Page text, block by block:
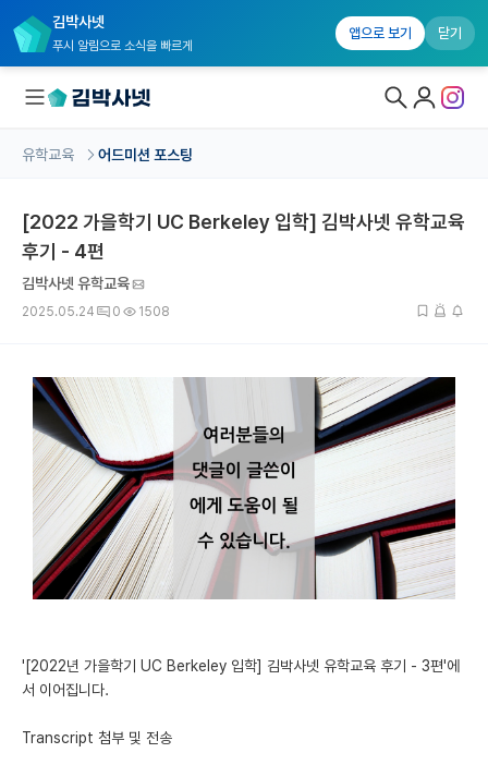
김박사넷
푸시 알림으로 소식을 빠르게
앱으로 보기 닫기
국내대학원 정보
커뮤니티
유학교육
유학교육 홈
수강 신청
미국 유학 게시판
어드미션 포스팅
이벤트
이벤트
유학교육 어드미션 포스팅
[2022 가을학기 UC Berkeley 입학] 김박사넷 유학교육
후기 - 4편
김박사넷 유학교육
2025.05.24 0 1508
'[2022년 가을학기 UC Berkeley 입학] 김박사넷 유학교육 후기 - 3편'에
서 이어집니다.
Transcript 첨부 및 전송